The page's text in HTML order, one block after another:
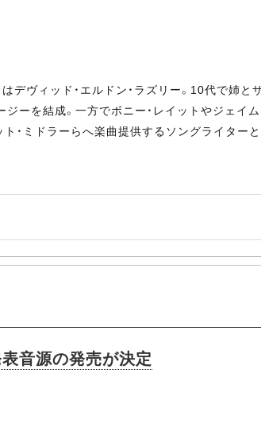
ヴィッド・エルドン・ラズリー。10代で姉と
ーを結成。一方でボニー・レイットやジェイ
・ミドラーらへ楽曲提供するソングライター
音源の発売が決定